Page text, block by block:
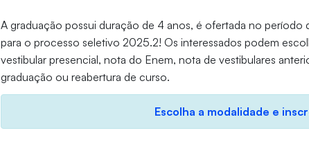
A graduação possui duração de 4 anos, é ofertada no período
para o processo seletivo 2025.2! Os interessados podem
vestibular presencial, nota do Enem, nota de vestibulares
graduação ou reabertura de curso.
Escolha a modalidade e